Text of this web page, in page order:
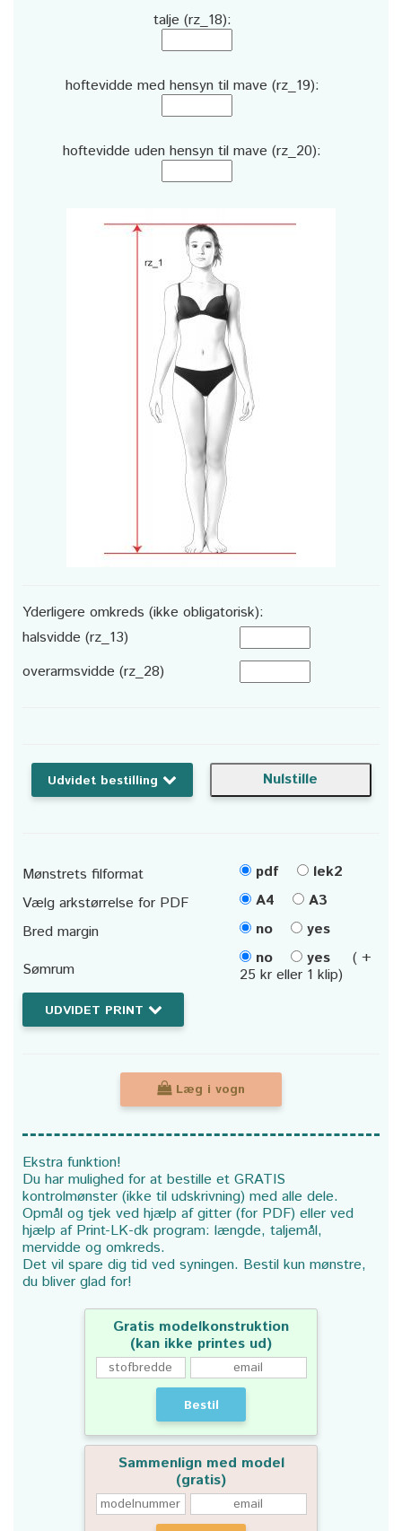
talje (rz_18):
hoftevidde med hensyn til mave (rz_19):
hoftevidde uden hensyn til mave (rz_20):
Yderligere omkreds (ikke obligatorisk):
halsvidde (rz_13)
overarmsvidde (rz_28)
Udvidet bestilling
Mønstrets filformat pdf
lek2
Vælg arkstørrelse for PDF
A4
A3
Bred margin
no
yes
Sømrum
no yes
( +
25 kr eller 1 klip)
UDVIDET PRINT
Læg i vogn
Ekstra funktion!
Du har mulighed for at bestille et GRATIS
kontrolmønster (ikke til udskrivning) med alle dele.
Opmål og tjek ved hjælp af gitter (for PDF) eller ved
hjælp af Print-LK-dk program: længde, taljemål,
mervidde og omkreds.
Det vil spare dig tid ved syningen. Bestil kun mønstre,
du bliver glad for!
Gratis modelkonstruktion
(kan ikke printes ud)
Bestil
Sammenlign med model
(gratis)